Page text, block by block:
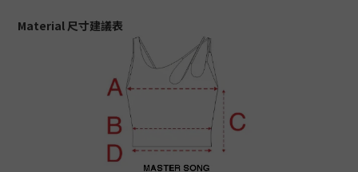
Material 尺寸建議表